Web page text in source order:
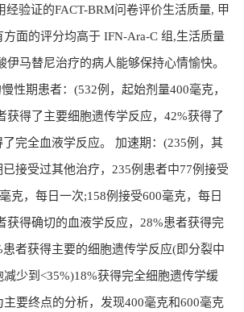
经验证的FACT-BRM问卷评价生活质量, 甲
面的评分均高于 IFN-Ara-C 组,生活质量
伊马替尼治疗的病人能够保持心情愉快。
性期患者：(532例，起始剂量400毫克，
获得了主要细胞遗传学反应，42%获得了
完全血液学反应。 加速期：(235例，其
接受过其他治疗，235例患者中77例接受
克，每日一次;158例接受600毫克，每日
获得确切的血液学反应，28%患者获得完
者获得主要的细胞遗传学反应(即分裂中
少到<35%)18%获得完全细胞遗传学缓
要终点的分析，发现400毫克和600毫克